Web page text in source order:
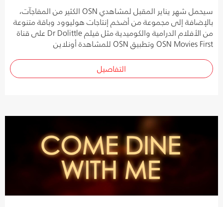
سيحمل شهر يناير المقبل لمشاهدي OSN الكثير من المفاجآت،
بالإضافة إلى مجموعة من أضخم إنتاجات هوليوود وباقة متنوعة
من الأفلام الدرامية والكوميدية مثل فيلم Dr Dolittle على قناة
OSN Movies First وتطبيق OSN للمشاهدة أونلاين
التفاصيل